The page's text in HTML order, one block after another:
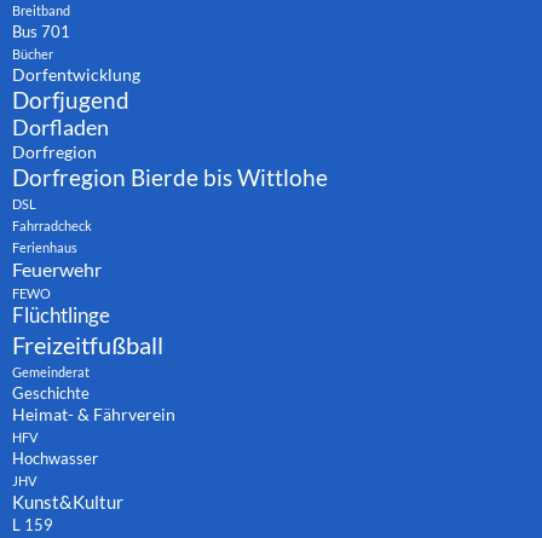
Breitband
Bus 701
Bücher
Dorfentwicklung
Dorfjugend
Dorfladen
Dorfregion
Dorfregion Bierde bis Wittlohe
DSL
Fahrradcheck
Ferienhaus
Feuerwehr
FEWO
Flüchtlinge
Freizeitfußball
Gemeinderat
Geschichte
Heimat- & Fährverein
HFV
Hochwasser
JHV
Kunst&Kultur
L 159